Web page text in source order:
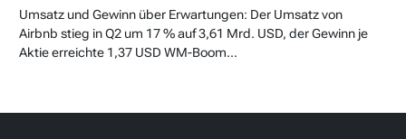
Umsatz und Gewinn über Erwartungen: Der Umsatz von
Airbnb stieg in Q2 um 17 % auf 3,61 Mrd. USD, der Gewinn je
Aktie erreichte 1,37 USD WM-Boom...